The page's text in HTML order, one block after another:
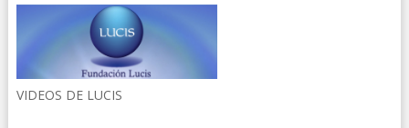
VIDEOS DE LUCIS